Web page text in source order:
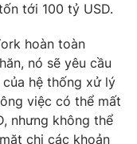
tới 100 tỷ USD.
hoàn toàn
nó sẽ yêu cầu
hệ thống xử lý
việc có thể mất
nhưng không thể
chi các khoản